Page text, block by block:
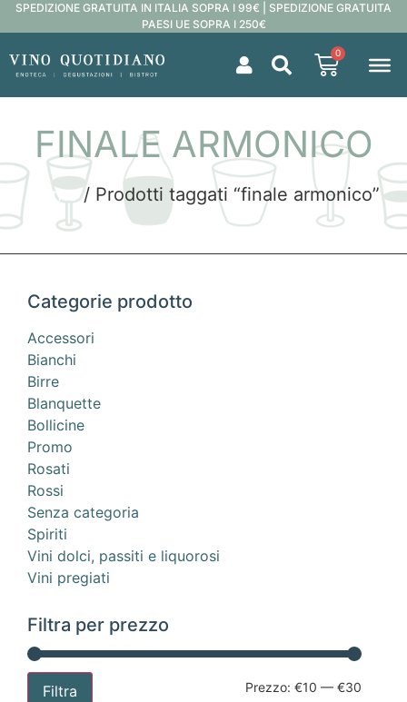
SPEDIZIONE GRATUITA IN ITALIA SOPRA I 99€ | SPEDIZIONE GRATUITA
PAESI UE SOPRA I 250€
0
FINALE ARMONICO
Home/ Prodotti taggati “finale armonico”
Categorie prodotto
Accessori
Bianchi
Birre
Blanquette
Bollicine
Promo
Rosati
Rossi
Senza categoria
Spiriti
Vini dolci, passiti e liquorosi
Vini pregiati
Filtra per prezzo
Filtra Prezzo: €10 — €30